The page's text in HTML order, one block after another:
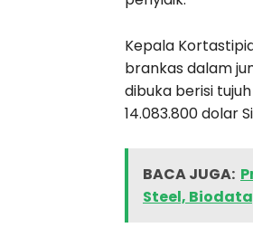
Kepala
brankas dalam
dibuka berisi
14.083.800 dolar
BACA JUGA:
Steel,